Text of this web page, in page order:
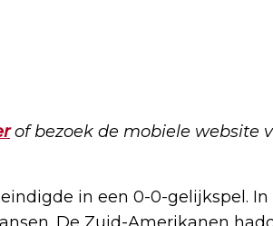
of bezoek de mobiele website
in een 0-0-gelijkspel. In